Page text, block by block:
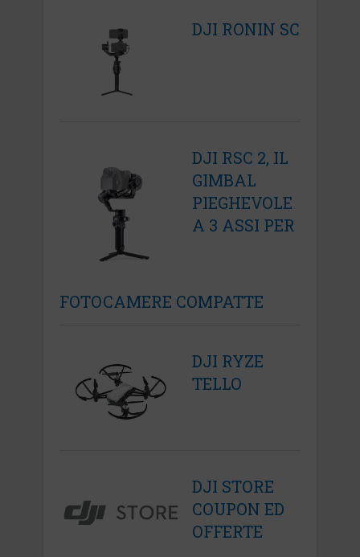
DJI RONIN SC
DJI RSC 2, IL
GIMBAL
PIEGHEVOLE
A 3 ASSI PER
FOTOCAMERE COMPATTE
DJI RYZE
TELLO
DJI STORE
COUPON ED
OFFERTE